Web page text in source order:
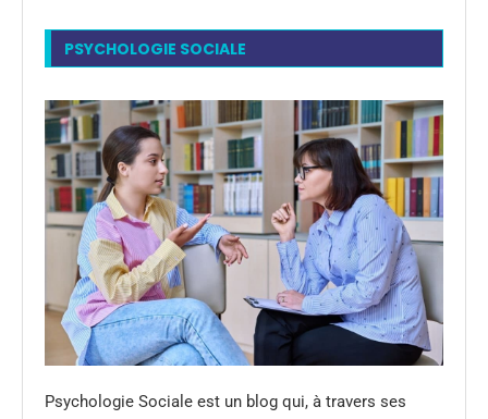
PSYCHOLOGIE SOCIALE
Psychologie Sociale est un blog qui, à travers ses